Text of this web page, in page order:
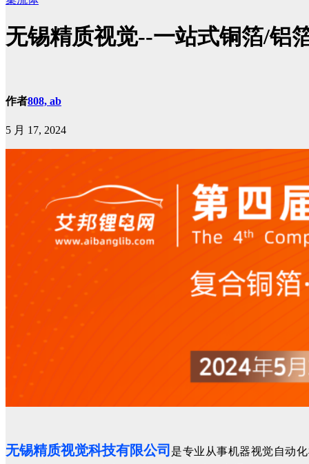
无锡精质视觉--一站式铜箔/铝
作者808, ab
5 月 17, 2024
无锡精质视觉科技有限公司 是专业从事机器视觉自动